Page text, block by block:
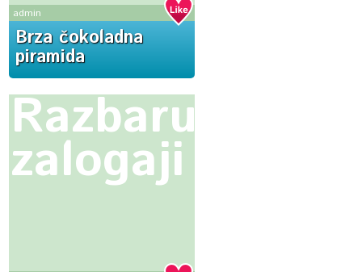
admin
Brza čokoladna
piramida
Razbarušeni
zalogaji